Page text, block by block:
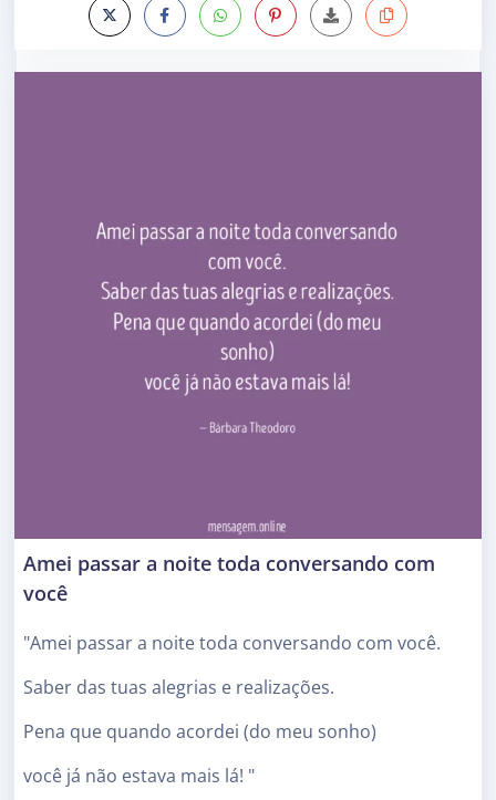
Amei passar a noite toda conversando com
você
"Amei passar a noite toda conversando com você.
Saber das tuas alegrias e realizações.
Pena que quando acordei (do meu sonho)
você já não estava mais lá! "